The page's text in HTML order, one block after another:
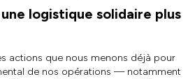
logistique solidaire plus
actions que nous menons déjà pour
de nos opérations — notamment